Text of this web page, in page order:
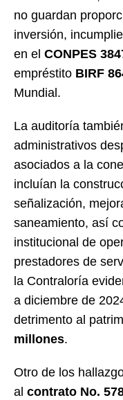
no guardan
inversión,
en el CONPES
empréstito BIRF
Mundial.
La auditoría
administrativos
asociados a la
incluían la
señalización,
saneamiento, así
institucional de
prestadores de
la Contraloría
a diciembre de
detrimento al
millones.
Otro de los
al contrato No.